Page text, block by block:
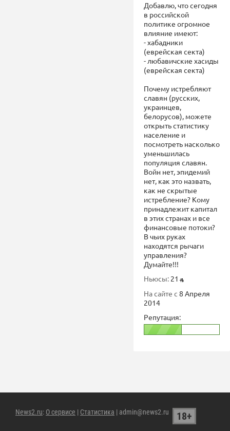
Добавлю, что сегодня
в российской
политике огромное
влияние имеют:
- хабадники
(еврейская секта)
- любавичские хасиды
(еврейская секта)
Почему истребляют
славян (русских,
украинцев,
белорусов), можете
открыть статистику
население и
посмотреть насколько
уменьшилась
популяция славян.
Войн нет, эпидемий
нет, как это назвать,
как не скрытые
истребление? Кому
принадлежит капитал
в этих странах и все
финансовые потоки?
В чьих руках
находятся рычаги
управления?
Думайте!!!
Ньюсы: 21
На сайте с 8 Апреля
2014
Репутация:
News2.ru: О сервисе | Статистика | admin@news2.ru 18+